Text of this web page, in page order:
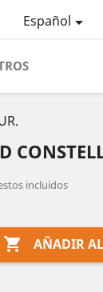
Español
incluidos
 AÑADIR